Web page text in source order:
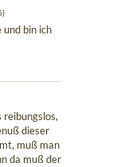
und bin ich
reibungslos,
dieser
muß man
da muß der